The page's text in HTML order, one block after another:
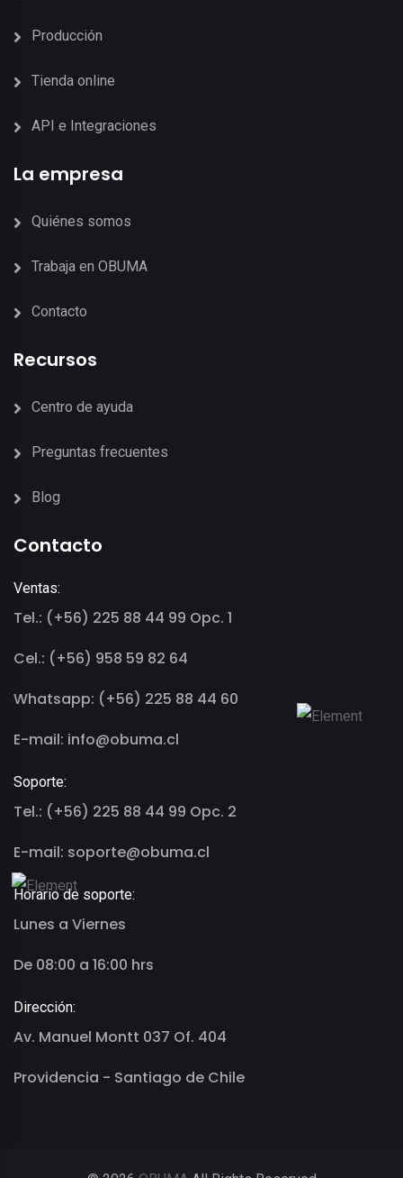
Producción
Tienda online
API e Integraciones
La empresa
Quiénes somos
Trabaja en OBUMA
Contacto
Recursos
Centro de ayuda
Preguntas frecuentes
Blog
Contacto
Ventas:
Tel.: (+56) 225 88 44 99 Opc. 1
Cel.: (+56) 958 59 82 64
Whatsapp: (+56) 225 88 44 60
E-mail: info@obuma.cl
Soporte:
Tel.: (+56) 225 88 44 99 Opc. 2
E-mail: soporte@obuma.cl
Horario de soporte:
Lunes a Viernes
De 08:00 a 16:00 hrs
Dirección:
Av. Manuel Montt 037 Of. 404
Providencia - Santiago de Chile